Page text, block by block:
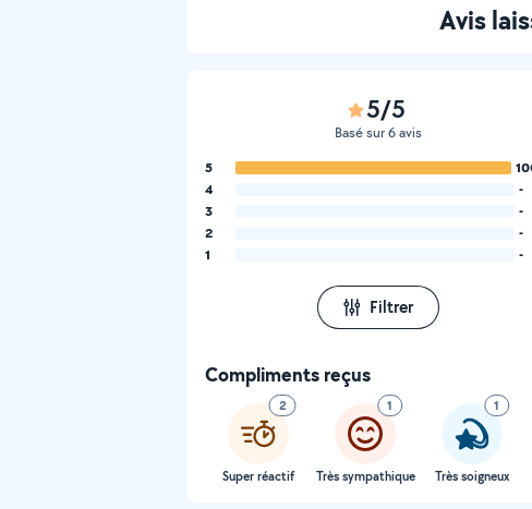
Avis
5/5
Basé sur 6 avis
5
4
-
3
-
2
-
1
-
Filtrer
Compliments reçus
2
Super réactif
1
Très sympathique
1
Très soigneux